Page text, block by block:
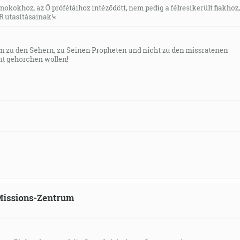
az Ő prófétáihoz intéződött, nem pedig a félresikerült fiakhoz,
utasításainak!«
zu den Sehern, zu Seinen Propheten und nicht zu den missratenen
gehorchen wollen!
Zentrum